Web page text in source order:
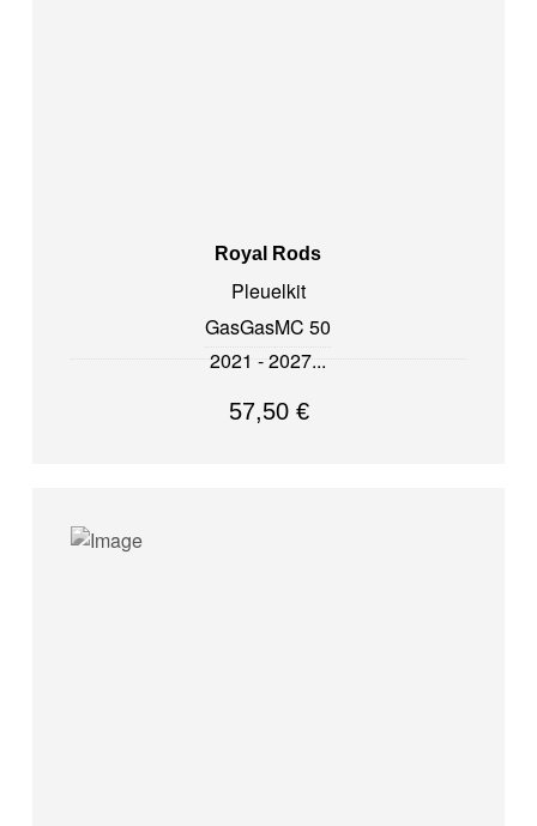
Royal Rods
Pleuelkit
GasGasMC 50
2021 - 2027
57,50 €